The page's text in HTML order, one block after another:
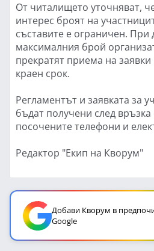
От читалището уточняват,
интерес броят на
съставите е ограничен. При
максималния брой
прекратят приема на
краен срок.
Регламентът и заявката за
бъдат получени след
посочените телефони и
Редактор "Екип на Кворум"
Добави Кворум в
Google